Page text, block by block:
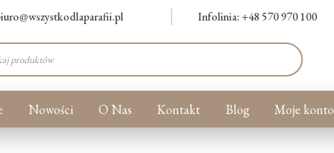
Infolinia: +48 570 970 100
Nowości O Nas Kontakt Blog Moje konto